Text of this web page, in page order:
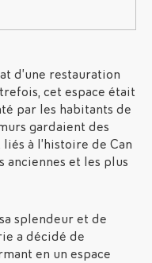
d’une restauration
cet espace était
par les habitants de
gardaient des
à l’histoire de Can
anciennes et les plus
splendeur et de
a décidé de
en un espace